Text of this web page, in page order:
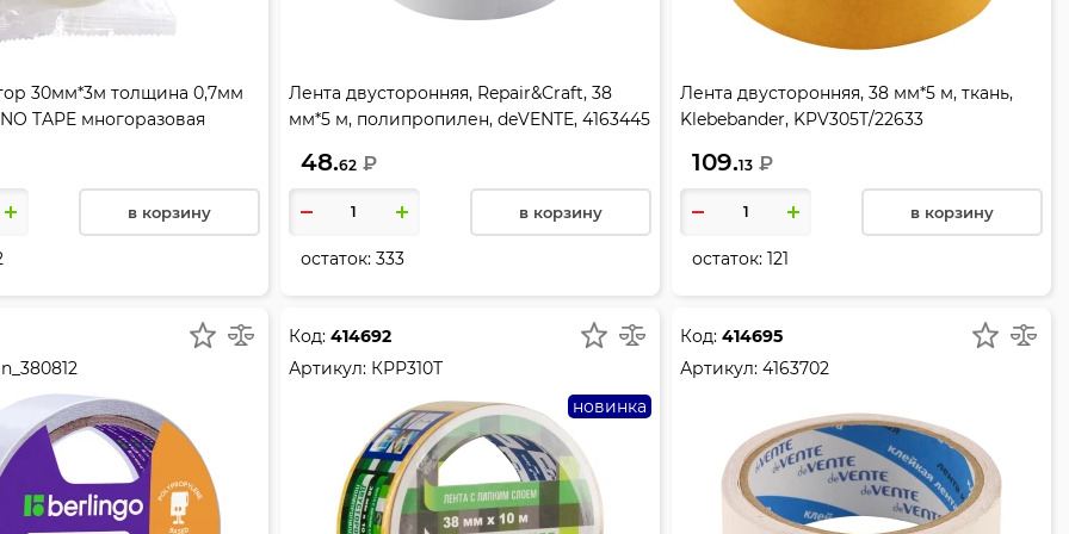
30мм*3м толщина 0,7мм
TAPE многоразовая
в корзину
Лента двусторонняя, Repair&Craft, 38
мм*5 м, полипропилен, deVENTE, 4163445
48.62 ₽
в корзину
остаток: 333
Лента двусторонняя, 38 мм*5 м, ткань,
Klebebander, KPV305T/22633
109.13 ₽
в корзину
остаток: 121
Код: 414692
Артикул: КРР310Т
новинка
Код: 414695
Артикул: 4163702